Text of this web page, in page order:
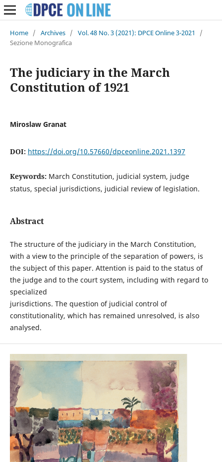
Home / Archives / Vol. 48 No. 3 (2021): DPCE Online 3-2021
/
Sezione Monografica
The judiciary in the March
Constitution of 1921
Miroslaw Granat
DOI: https://doi.org/10.57660/dpceonline.2021.1397
Keywords: March Constitution, judicial system, judge
status, special jurisdictions, judicial review of legislation.
Abstract
The structure of the judiciary in the March Constitution,
with a view to the principle of the separation of powers, is
the subject of this paper. Attention is paid to the status of
the judge and to the court system, including with regard to
specialized
jurisdictions. The question of judicial control of
constitutionality, which has remained unresolved, is also
analysed.